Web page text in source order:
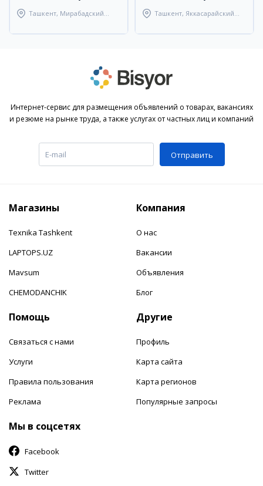
Ташкент, Мирабадский
Ташкент, Яккасарайский
Интернет-сервис для размещения объявлений о товарах, вакансиях
и резюме на рынке труда, а также услугах от частных лиц и компаний
Отправить
Магазины
Texnika Tashkent
LAPTOPS.UZ
Mavsum
CHEMODANCHIK
Компания
О нас
Вакансии
Объявления
Блог
Помощь
Связаться с нами
Услуги
Правила пользования
Реклама
Другие
Профиль
Карта сайта
Карта регионов
Популярные запросы
Мы в соцсетях
Facebook
Twitter